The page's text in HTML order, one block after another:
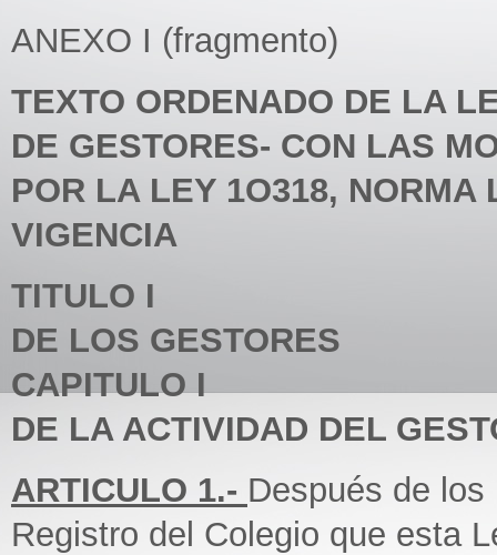
ANEXO I (fragmento)
TEXTO ORDENADO DE LA
DE GESTORES- CON LAS
POR LA LEY 1O318,
VIGENCIA
TITULO I
DE LOS GESTORES
CAPITULO I
DE LA ACTIVIDAD DEL
ARTICULO 1.- Después de
Registro del Colegio que esta